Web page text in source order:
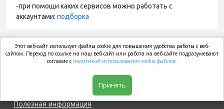
-при помощи каких сервисов можно работать с
аккаунтами: подборка
market.com
Полезная информация
Этот веб-сайт использует файлы cookie для повышения удобства работы с веб-
сайтом. Переход по ссылке на наш веб-сайт или работа на веб-сайте подразумевают
согласие с политикой использования cookie файлов.
Принять